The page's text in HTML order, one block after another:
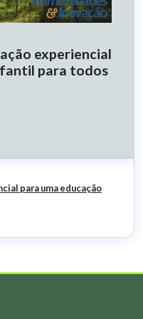
experiencial
para todos
para uma educação